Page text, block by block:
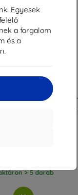
Egyesek
a forgalom
és a
Glass FlexibleGlass
M2/M3/M4-hez
> 5 darab